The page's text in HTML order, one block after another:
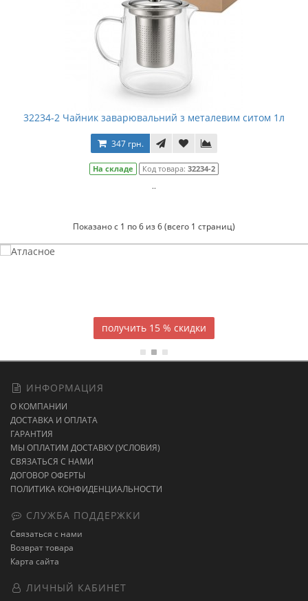
32234-2 Чайник заварювальний з металевим ситом 1л
347 грн.
На складе Код товара: 32234-2
..
Показано с 1 по 6 из 6 (всего 1 страниц)
15 % скидки
ИНФОРМАЦИЯ
О КОМПАНИИ
ДОСТАВКА И ОПЛАТА
ГАРАНТИЯ
МЫ ОПЛАТИМ ДОСТАВКУ (УСЛОВИЯ)
СВЯЗАТЬСЯ С НАМИ
ДОГОВОР ОФЕРТЫ
ПОЛИТИКА КОНФИДЕНЦИАЛЬНОСТИ
СЛУЖБА ПОДДЕРЖКИ
Связаться с нами
Возврат товара
Карта сайта
ЛИЧНЫЙ КАБИНЕТ